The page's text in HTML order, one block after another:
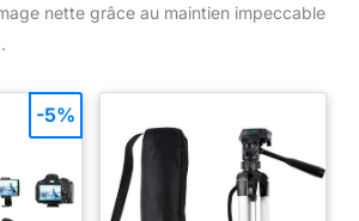
nette grâce au maintien impeccable
-5%